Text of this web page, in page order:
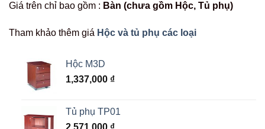
Giá trên chỉ bao gồm : Bàn (chưa gồm Hộc, Tủ phụ)
Tham khảo thêm giá Hộc và tủ phụ các loại
Hộc M3D
1,337,000 ₫
Tủ phụ TP01
2,571,000 ₫